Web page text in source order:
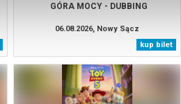
GÓRA MOCY - DUBBING
06.08.2026, Nowy Sącz
kup bilet